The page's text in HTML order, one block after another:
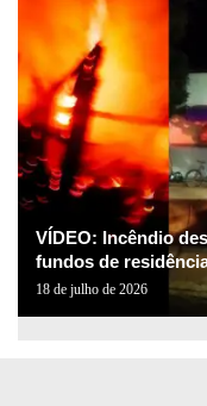
VÍDEO: Incêndio
fundos de
18 de julho de 2026